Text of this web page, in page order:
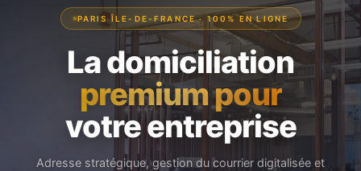
PARIS ÎLE-DE-FRANCE · 100% EN LIGNE
La domiciliation
premium pour
votre entreprise
Adresse stratégique, gestion du courrier digitalisée et